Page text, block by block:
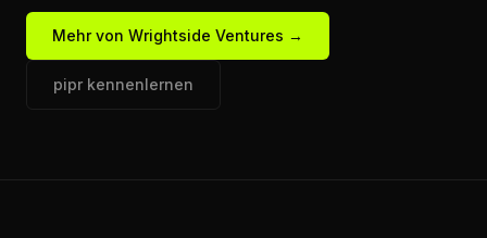
Mehr von Wrightside Ventures →
pipr kennenlernen